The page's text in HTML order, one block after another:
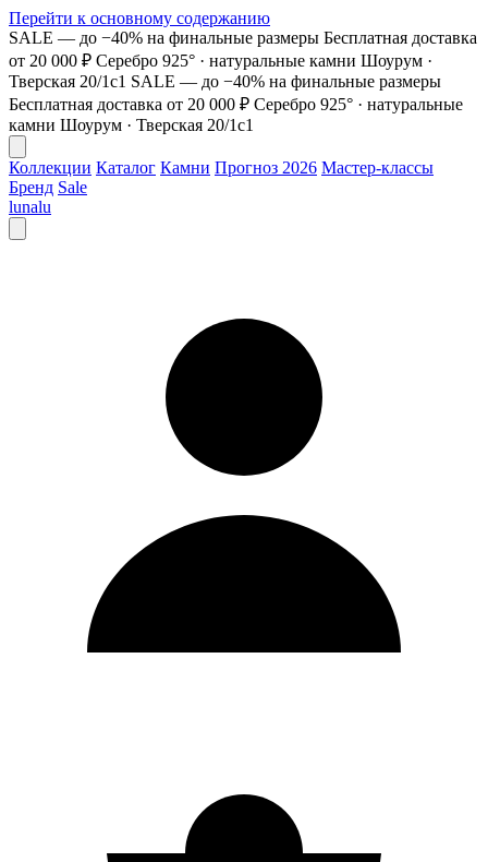
Перейти к основному содержанию
SALE — до −40% на финальные размеры Бесплатная доставка
от 20 000 ₽ Серебро 925° · натуральные камни Шоурум ·
Тверская 20/1с1 SALE — до −40% на финальные размеры
Бесплатная доставка от 20 000 ₽ Серебро 925° · натуральные
камни Шоурум · Тверская 20/1с1
Коллекции Каталог Камни Прогноз 2026 Мастер-классы
Бренд Sale
lunalu